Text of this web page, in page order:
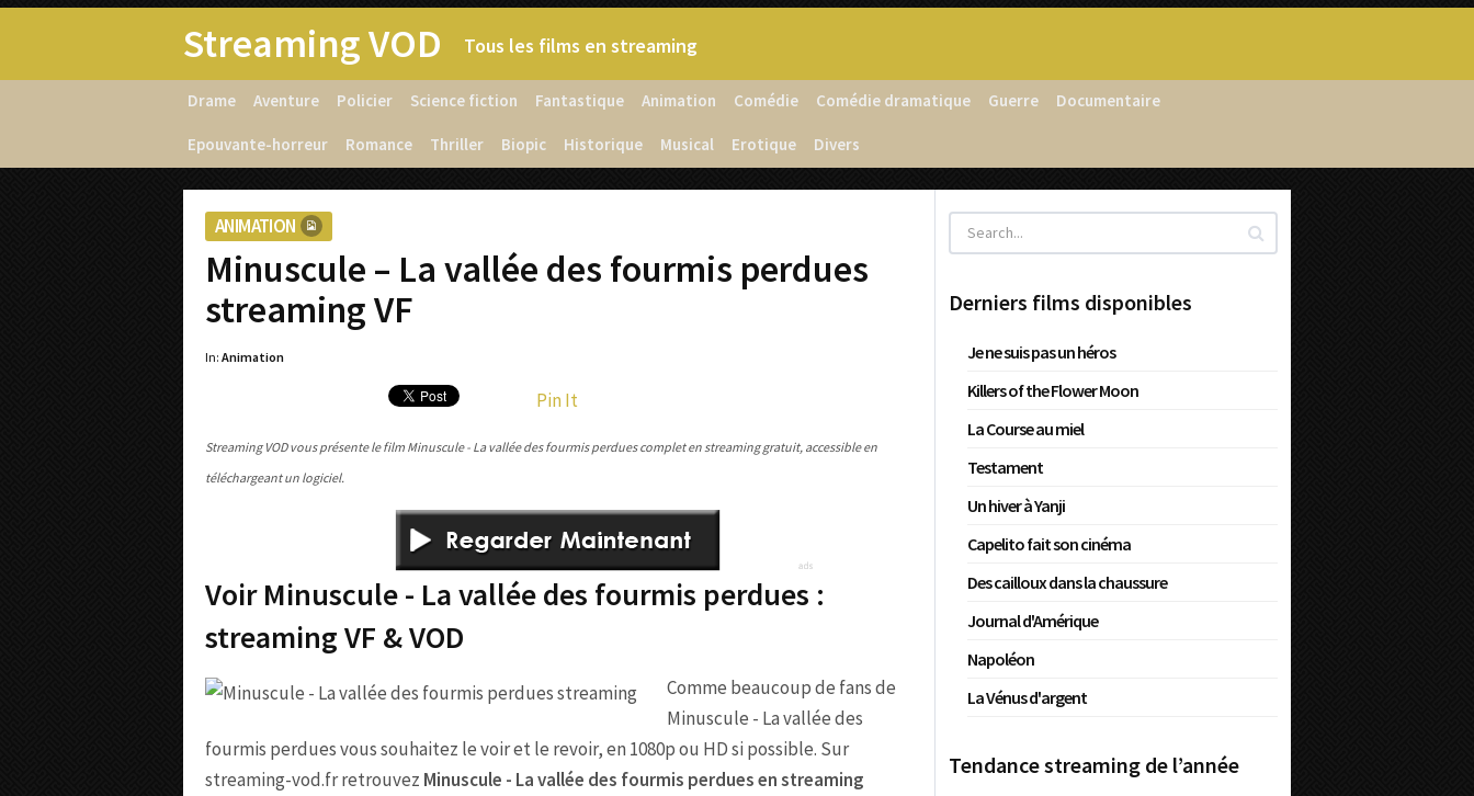
Streaming VOD Tous les films en streaming
Drame Aventure Policier Science fiction Fantastique Animation Comédie Comédie dramatique Guerre Documentaire
Epouvante-horreur Romance Thriller Biopic Historique Musical Erotique Divers
ANIMATION
Minuscule – La vallée des fourmis perdues
streaming VF
In: Animation
Pin It
Streaming VOD vous présente le film Minuscule - La vallée des fourmis perdues complet en streaming gratuit, accessible en
téléchargeant un logiciel.
Voir Minuscule - La vallée des fourmis perdues :
streaming VF & VOD
Comme beaucoup de fans de
Minuscule - La vallée des
fourmis perdues vous souhaitez le voir et le revoir, en 1080p ou HD si possible. Sur
streaming-vod.fr retrouvez Minuscule - La vallée des fourmis perdues en streaming
Derniers films disponibles
Je ne suis pas un héros
Killers of the Flower Moon
La Course au miel
Testament
Un hiver à Yanji
Capelito fait son cinéma
Des cailloux dans la chaussure
Journal d'Amérique
Napoléon
La Vénus d'argent
Tendance streaming de l’année